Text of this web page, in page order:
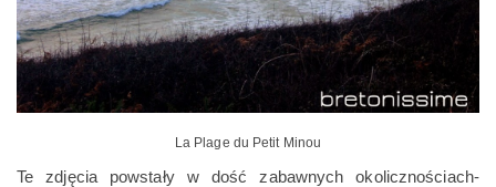
La Plage du Petit Minou
Te zdjęcia powstały w dość zabawnych okolicznościach-